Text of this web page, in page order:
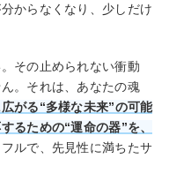
からなくなり、少しだけ
その止められない衝動
。それは、あなたの魂
がる“多様な未来”の可能
るための“運命の器”を、
ルで、先見性に満ちたサ